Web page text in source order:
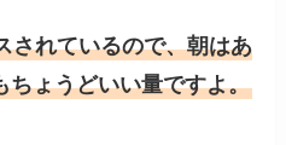
されているので、朝はあ
ちょうどいい量ですよ。